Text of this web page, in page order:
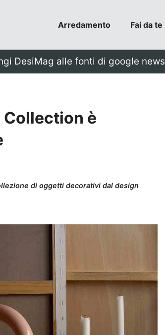
Arredamento Fai da te
DesiMag alle fonti di google news
Collection è
di oggetti decorativi dal design